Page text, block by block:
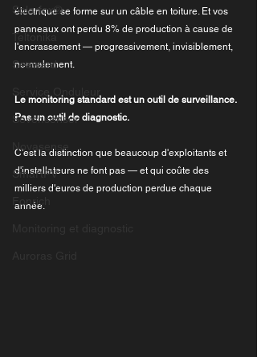
Solarfox®
Teltonika
Seaward
Sevensensor
Novasense
SmartPV
Fonrich
électrique se forme sur un câble en toiture. Et vos
panneaux ont perdu 8% de production à cause de
l'encrassement — progressivement, invisiblement,
normalement.
Le monitoring standard est un outil de surveillance.
Pas un outil de diagnostic.
C'est la distinction que beaucoup d'exploitants et
d'installateurs ne font pas — et qui coûte des
milliers d'euros de production perdue chaque
année.